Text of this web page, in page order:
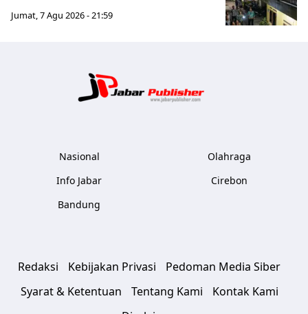
Jumat, 7 Agu 2026 - 21:59
Nasional
Info Jabar
Bandung
Olahraga
Cirebon
Redaksi Kebijakan Privasi
Pedoman Media Siber
Syarat & Ketentuan
Tentang Kami
Kontak Kami